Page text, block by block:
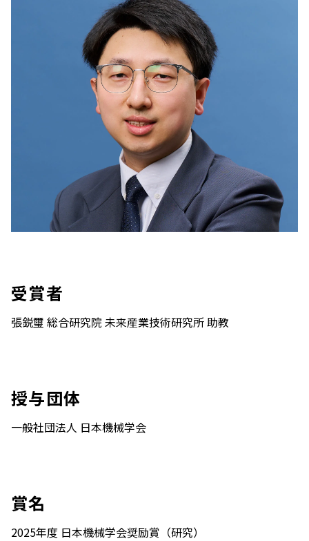
受賞者
張鋭璽 総合研究院 未来産業技術研究所 助教
授与団体
一般社団法人 日本機械学会
賞名
2025年度 日本機械学会奨励賞（研究）